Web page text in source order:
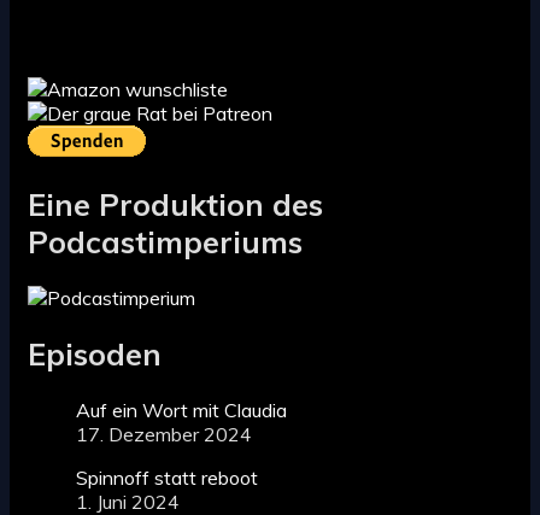
Eine Produktion des
Podcastimperiums
Episoden
Auf ein Wort mit Claudia
17. Dezember 2024
Spinnoff statt reboot
1. Juni 2024